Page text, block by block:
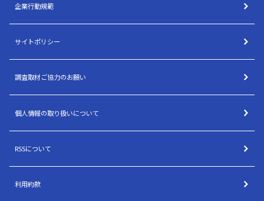
企業行動規範
サイトポリシー
調査取材ご協力のお願い
個人情報の取り扱いについて
RSSについて
利用約款